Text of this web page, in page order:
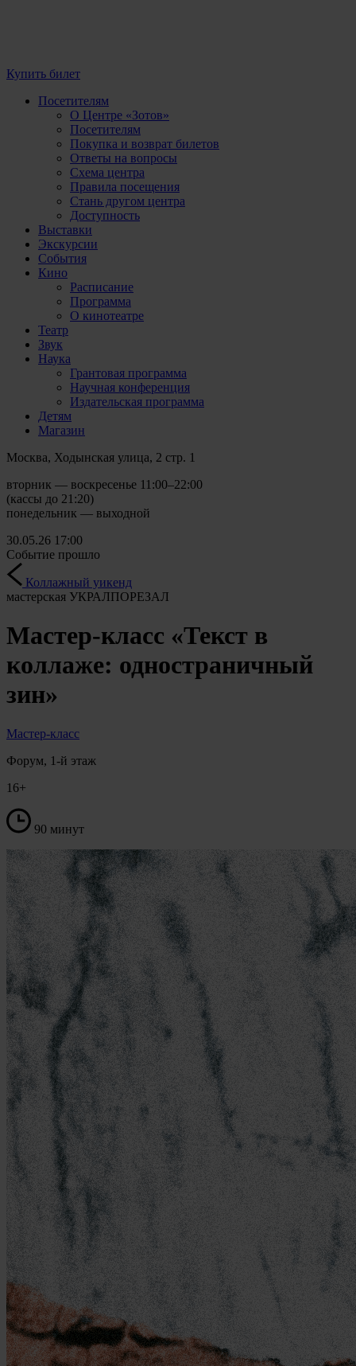
Купить билет
Посетителям
О Центре «Зотов»
Посетителям
Покупка и возврат билетов
Ответы на вопросы
Схема центра
Правила посещения
Стань другом центра
Доступность
Выставки
Экскурсии
События
Кино
Расписание
Программа
О кинотеатре
Театр
Звук
Наука
Грантовая программа
Научная конференция
Издательская программа
Детям
Магазин
Москва, Ходынская улица, 2 стр. 1
вторник — воскресенье 11:00–22:00
(кассы до 21:20)
понедельник — выходной
30.05.26 17:00
Событие прошло
Коллажный уикенд
мастерская УКРАЛПОРЕЗАЛ
Мастер-класс «Текст в
коллаже: одностраничный
зин»
Мастер-класс
Форум, 1-й этаж
16+
90 минут